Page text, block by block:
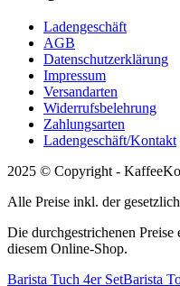
Ladengeschäft
AGB
Datenschutzerklärung
Impressum
Versandarten
Widerrufsbelehrung
Zahlungsarten
Ladengeschäft/Kontakt
2025 © Copyright -
Alle Preise inkl. der
Die durchgestrichenen Preise
diesem Online-Shop.
Barista Tuch 4er SetBarista